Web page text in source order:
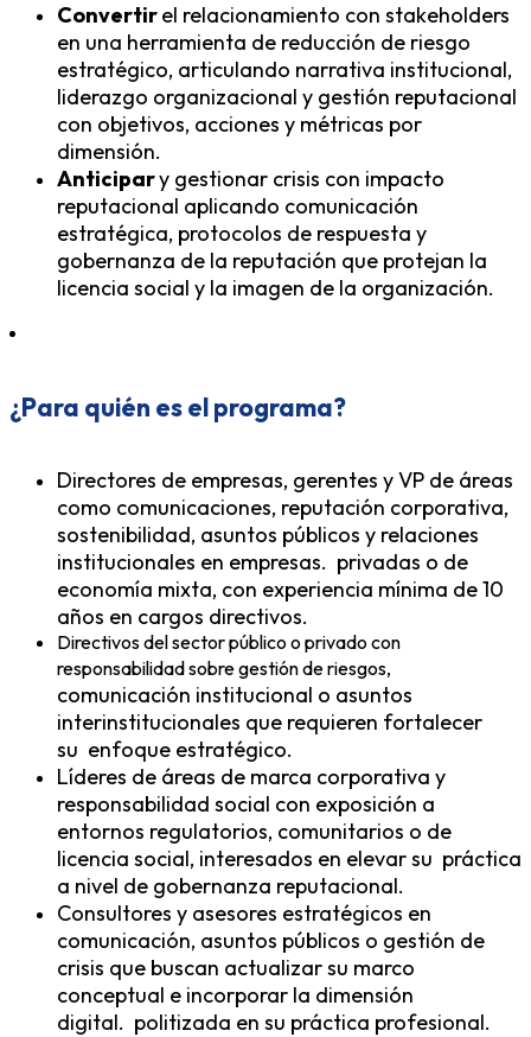
Convertirel relacionamiento con stakeholders
en una herramienta de reducción de riesgo
estratégico, articulando narrativa institucional,
liderazgo organizacional y gestión reputacional
con objetivos, acciones y métricas por
dimensión.
Anticipary gestionar crisis con impacto
reputacional aplicando comunicación
estratégica, protocolos de respuesta y
gobernanza de la reputación que protejan la
licencia social y la imagen de la organización.
¿Para quién es el programa?
Directores de empresas, gerentes y VP de áreas
como comunicaciones, reputación corporativa,
sostenibilidad, asuntos públicos y relaciones
institucionales en empresas. privadas o de
economía mixta, con experiencia mínima de 10
años en cargos directivos.
Directivos del sector público o privado con
responsabilidad sobre gestión de riesgos,
comunicación institucional o asuntos
interinstitucionales que requieren fortalecer
su enfoque estratégico.
Líderes de áreas de marca corporativa y
responsabilidad social con exposición a
entornos regulatorios, comunitarios o de
licencia social, interesados ​​en elevar su práctica
a nivel de gobernanza reputacional.
Consultores y asesores estratégicos en
comunicación, asuntos públicos o gestión de
crisis que buscan actualizar su marco
conceptual e incorporar la dimensión
digital. politizada en su práctica profesional.